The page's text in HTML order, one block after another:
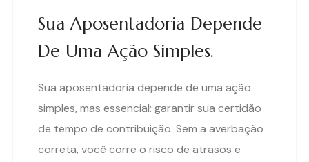
Sua Aposentadoria Depende
De Uma Ação Simples.
Sua aposentadoria depende de uma ação
simples, mas essencial: garantir sua certidão
de tempo de contribuição. Sem a averbação
correta, você corre o risco de atrasos e